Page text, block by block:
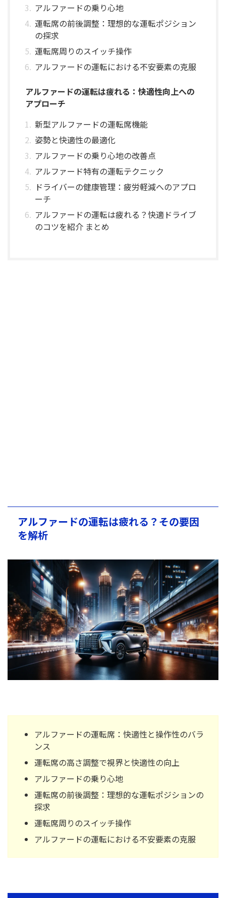
アルファードの乗り心地
運転席の前後調整：理想的な運転ポジション
の探求
運転席周りのスイッチ操作
アルファードの運転における不安要素の克服
アルファードの運転は疲れる：快適性向上への
アプローチ
新型アルファードの運転席機能
姿勢と快適性の最適化
アルファードの乗り心地の改善点
アルファード特有の運転テクニック
ドライバーの健康管理：疲労軽減へのアプロ
ーチ
アルファードの運転は疲れる？快適ドライブ
のコツを紹介 まとめ
アルファードの運転は疲れる？その要因
を解析
アルファードの運転席：快適性と操作性のバラ
ンス
運転席の高さ調整で視界と快適性の向上
アルファードの乗り心地
運転席の前後調整：理想的な運転ポジションの
探求
運転席周りのスイッチ操作
アルファードの運転における不安要素の克服